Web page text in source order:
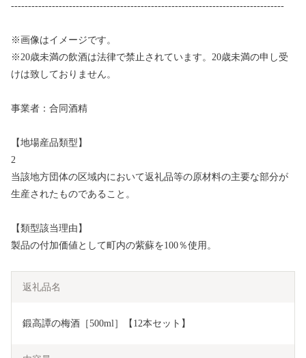
--------------------------------------------------------------------------------
※画像はイメージです。
※20歳未満の飲酒は法律で禁止されています。20歳未満の申し受
けは致しておりません。
事業者：合同酒精
【地場産品類型】
2
当該地方団体の区域内において返礼品等の原材料の主要な部分が
生産されたものであること。
【類型該当理由】
製品の付加価値として町内の紫蘇を100％使用。
返礼品名
鍛高譚の梅酒［500ml］【12本セット】